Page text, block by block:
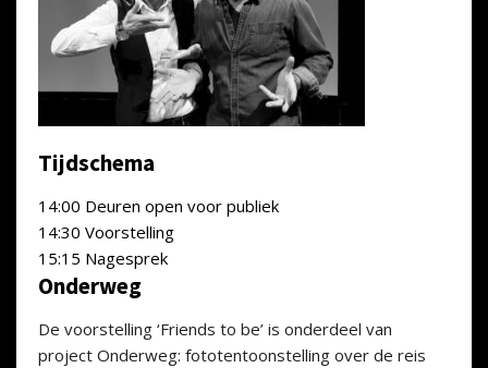
Tijdschema
14:00 Deuren open voor publiek
14:30 Voorstelling
15:15 Nagesprek
Onderweg
De voorstelling ‘Friends to be’ is onderdeel van
project Onderweg: fototentoonstelling over de reis